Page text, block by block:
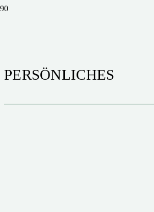
PERSÖNLICHES